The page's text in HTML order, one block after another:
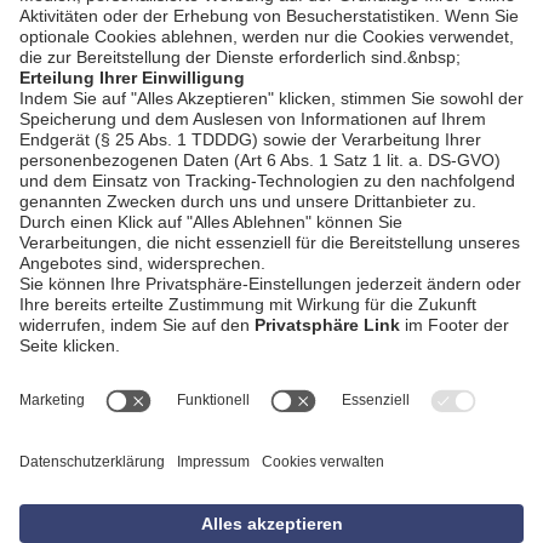
AGB
Datenschutzerklärung
Empfang